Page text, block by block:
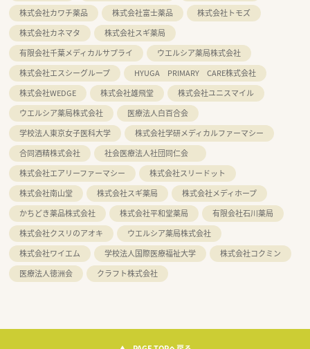
株式会社カワチ薬品
株式会社富士薬品
株式会社トモズ
株式会社カネマタ
株式会社スギ薬局
有限会社千葉メディカルサプライ
ウエルシア薬局株式会社
株式会社エスシーグループ
HYUGA PRIMARY CARE株式会社
株式会社WEDGE
株式会社雄飛堂
株式会社ユニスマイル
ウエルシア薬局株式会社
医療法人白百合会
学校法人東京女子医科大学
株式会社学研メディカルファーマシー
合同酒精株式会社
社会医療法人社団同仁会
株式会社エアリーファーマシー
株式会社スリードット
株式会社南山堂
株式会社スギ薬局
株式会社メディホープ
かちどき薬品株式会社
株式会社平和堂薬局
有限会社石川薬局
株式会社クスリのアオキ
ウエルシア薬局株式会社
株式会社ワイエム
学校法人国際医療福祉大学
株式会社コクミン
医療法人徳洲会
クラフト株式会社